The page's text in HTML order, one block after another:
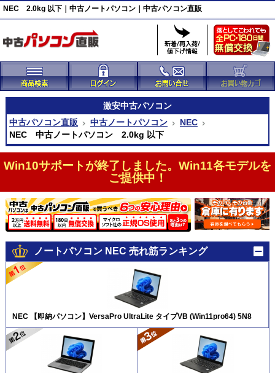
NEC 2.0kg 以下｜中古ノートパソコン｜中古パソコン直販
激安中古パソコン
中古パソコン直販
中古ノートパソコン
NEC
NEC 中古ノートパソコン 2.0kg 以下
Win10サポートが終了しました。Win11各モデルを
ご提供中！
ノートパソコン NEC 売れ筋ランキング
NEC 【即納パソコン】VersaPro UltraLite タイプVB (Win11pro64) 5N8